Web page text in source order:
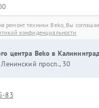
ремонт техники Beko, Вы
конфиденциальности
центра Beko в
Ленинский просп., 30
83